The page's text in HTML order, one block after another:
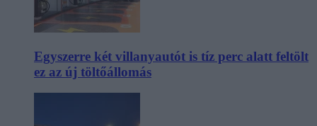
Egyszerre két villanyautót is tíz perc alatt feltölt
ez az új töltőállomás